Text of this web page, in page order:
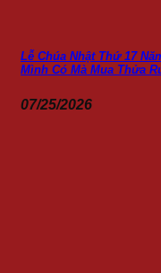
Lễ Chúa Nhật Thứ 17
Mình Có Mà Mua Thửa
07/25/2026